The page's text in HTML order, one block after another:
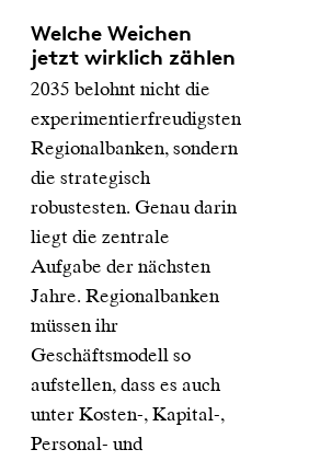
Welche Weichen
jetzt wirklich zählen
2035 belohnt nicht die
experimentierfreudigsten
Regionalbanken, sondern
die strategisch
robustesten. Genau darin
liegt die zentrale
Aufgabe der nächsten
Jahre. Regionalbanken
müssen ihr
Geschäftsmodell so
aufstellen, dass es auch
unter Kosten-, Kapital-,
Personal- und